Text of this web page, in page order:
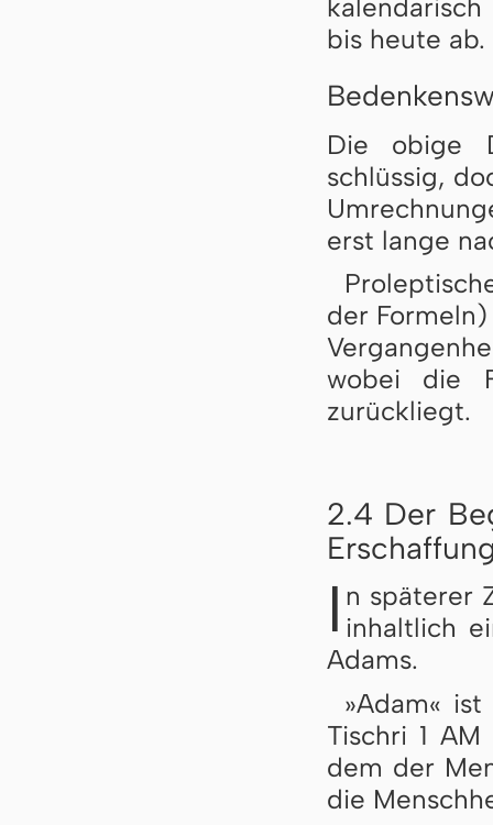
bis heute ab.
Die obige
schlüssig,
erst lange
der
wobei die
zurückliegt.
2.4 Der
I n späterer
inhaltlich
Adams.
»Adam«
Tischri 1
dem der
die